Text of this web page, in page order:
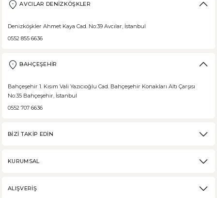
Borodinsky Rus Ekmeği, rus siyah çavdar ekmeği olarak da bilinir.
DEVAMI
Medovik, Slav mutfağından dünyaya yayılmış bir pastadır. Eski
Karabuğday, son zamanlarda sağlıklı beslenme trendinin
AVCILAR DENİZKÖŞKLER
Denizköşkler Ahmet Kaya Cad. No:39 Avcılar, İstanbul
0552 855 6636
BAHÇEŞEHİR
Bahçeşehir 1. Kısım Vali Yazıcıoğlu Cad. Bahçeşehir Konakları Altı Çarşısı
No:35 Bahçeşehir, İstanbul
0552 707 6636
BİZİ TAKİP EDİN
KURUMSAL
ALIŞVERİŞ